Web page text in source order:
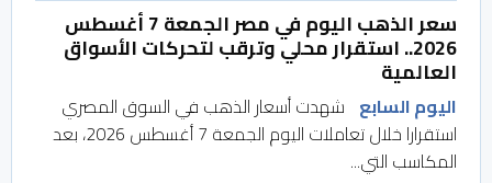
أعضاء من كتلة «استدامة»: المجلس الجديد
مسؤول عن مواصلة إرث «الغرفة»
الوطن نيوز البحرين
سعر الذهب اليوم في مصر الجمعة 7 أغسطس
2026.. استقرار محلي وترقب لتحركات الأسواق
العالمية
اليوم السابع شهدت أسعار الذهب في السوق المصري
استقرارا خلال تعاملات اليوم الجمعة 7 أغسطس 2026، بعد
المكاسب التي...